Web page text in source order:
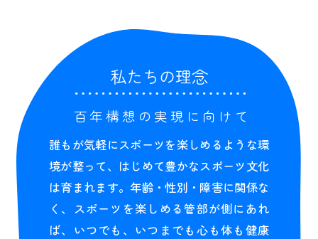
私たちの理念
百年構想の実現に向けて
誰もが気軽にスポーツを楽しめるような環
境が整って、はじめて豊かなスポーツ文化
は育まれます。年齢・性別・障害に関係な
く、スポーツを楽しめる管部が側にあれ
ば、いつでも、いつまでも心も体も健康